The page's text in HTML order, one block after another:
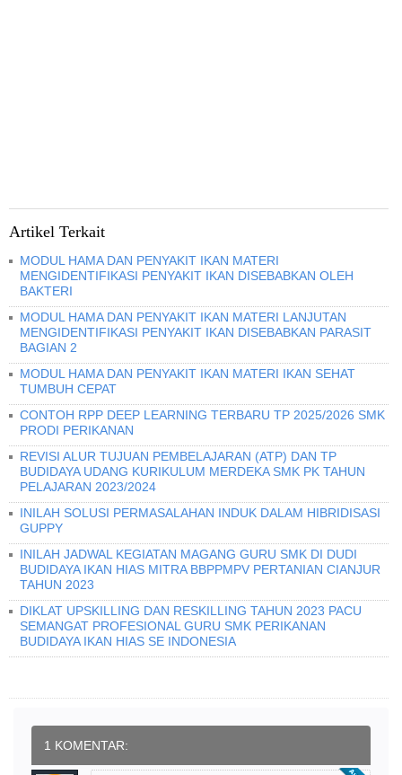
Artikel Terkait
MODUL HAMA DAN PENYAKIT IKAN MATERI
MENGIDENTIFIKASI PENYAKIT IKAN DISEBABKAN OLEH
BAKTERI
MODUL HAMA DAN PENYAKIT IKAN MATERI LANJUTAN
MENGIDENTIFIKASI PENYAKIT IKAN DISEBABKAN PARASIT
BAGIAN 2
MODUL HAMA DAN PENYAKIT IKAN MATERI IKAN SEHAT
TUMBUH CEPAT
CONTOH RPP DEEP LEARNING TERBARU TP 2025/2026 SMK
PRODI PERIKANAN
REVISI ALUR TUJUAN PEMBELAJARAN (ATP) DAN TP
BUDIDAYA UDANG KURIKULUM MERDEKA SMK PK TAHUN
PELAJARAN 2023/2024
INILAH SOLUSI PERMASALAHAN INDUK DALAM HIBRIDISASI
GUPPY
INILAH JADWAL KEGIATAN MAGANG GURU SMK DI DUDI
BUDIDAYA IKAN HIAS MITRA BBPPMPV PERTANIAN CIANJUR
TAHUN 2023
DIKLAT UPSKILLING DAN RESKILLING TAHUN 2023 PACU
SEMANGAT PROFESIONAL GURU SMK PERIKANAN
BUDIDAYA IKAN HIAS SE INDONESIA
1 KOMENTAR: